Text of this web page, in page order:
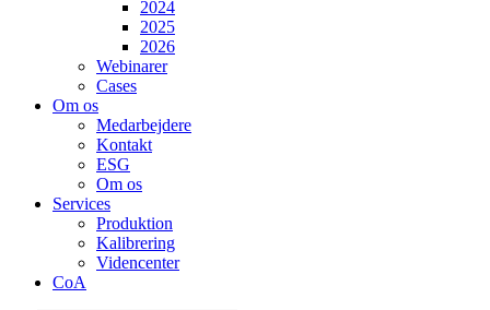
2024
2025
2026
Webinarer
Cases
Om os
Medarbejdere
Kontakt
ESG
Om os
Services
Produktion
Kalibrering
Videncenter
CoA